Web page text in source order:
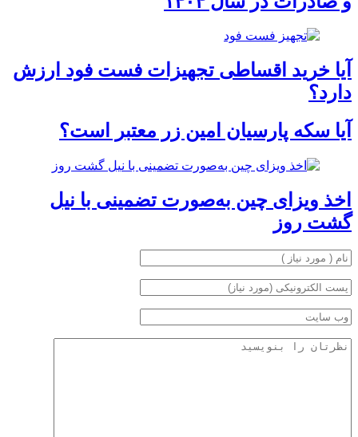
آیا خرید اقساطی تجهیزات فست فود ارزش
دارد؟
آیا سکه پارسیان امین زر معتبر است؟
اخذ ویزای چین به‌صورت تضمینی با نیل
گشت روز